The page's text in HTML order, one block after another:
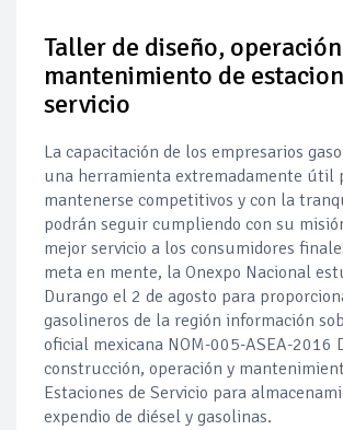
"procesadoras" ilegales
Pacto dispara 83% ventas diésel Pemex
Incertidumbre regulatoria pone a prueba
las Estaciones de Servicio familiares
Precio del diésel comprime el margen de
espera estabilización del mercado
Baja 5% más el precio internacional del
acuerdo de paz
Petróleo continúa su descenso en el
Taller de diseño,
mantenimiento de
servicio
La capacitación de los empresarios
una herramienta extremadamente útil
mantenerse competitivos y con la
podrán seguir cumpliendo con su
mejor servicio a los consumidores
meta en mente, la Onexpo Nacional
Durango el 2 de agosto para
gasolineros de la región información
oficial mexicana NOM-005-ASEA-2016
construcción, operación y
Estaciones de Servicio para
expendio de diésel y gasolinas.